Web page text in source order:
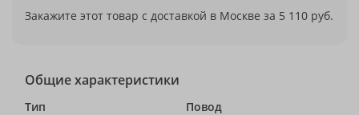
Закажите этот товар с доставкой в Москве за 5 110 руб.
Общие характеристики
Тип
Повод